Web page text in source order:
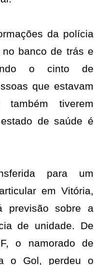
da polícia
banco de trás e
o cinto de
que estavam
tiverem
de saúde é
para um
em Vitória,
previsão sobre a
de unidade. De
o namorado de
o Gol, perdeu o